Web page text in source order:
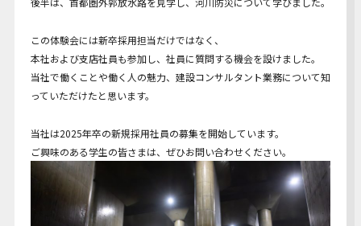
この体験会には新卒採用担当だけではなく、
本社および支店社員も参加し、社員に質問する機会を設けました。
当社で働くことや働く人の魅力、建設コンサルタント業務について知
っていただけたと思います。
当社は2025年卒の新規採用社員の募集を開始しています。
ご興味のある学生の皆さまは、ぜひお問い合わせください。